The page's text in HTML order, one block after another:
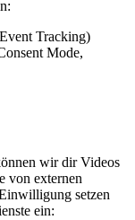
Tracking)
Mode,
wir dir Videos
von externen
setzen
ein: